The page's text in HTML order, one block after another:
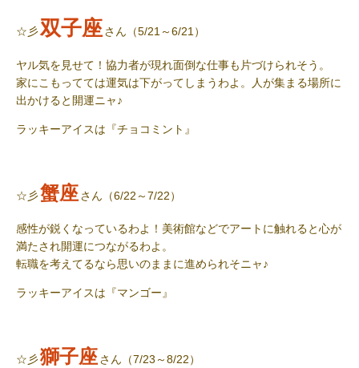
☆彡双子座さん（5/21～6/21）
ヤル気を見せて！協力者が現れ面倒な仕事も片づけられそう。
家にこもってては運気は下がってしまうわよ。人が集まる場所に
出かけると開運ニャ♪
ラッキーアイスは『チョコミント』
☆彡蟹座さん（6/22～7/22）
感性が鋭くなっているわよ！美術館などでアートに触れると心が
満たされ開運につながるわよ。
転職を考えてるなら思いのままに進められそニャ♪
ラッキーアイスは『マンゴー』
☆彡獅子座さん（7/23～8/22）